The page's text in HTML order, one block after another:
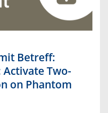
Betreff:
Activate Two-
on Phantom